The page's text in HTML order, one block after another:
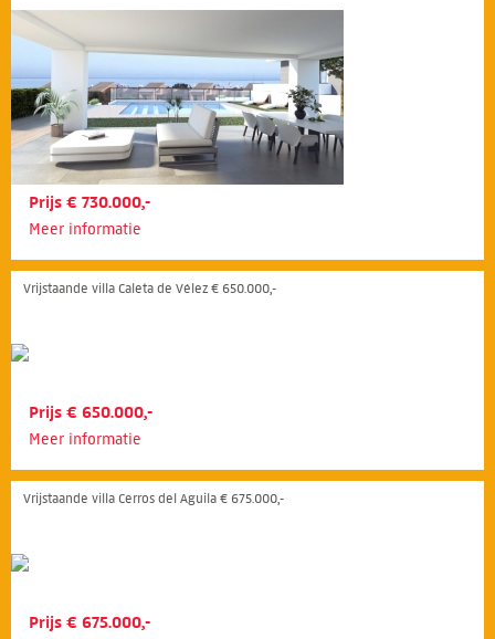
Prijs € 730.000,-
Meer informatie
Vrijstaande villa Caleta de Vélez € 650.000,-
Prijs € 650.000,-
Meer informatie
Vrijstaande villa Cerros del Aguila € 675.000,-
Prijs € 675.000,-